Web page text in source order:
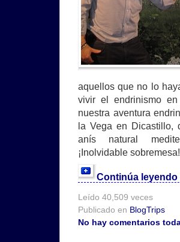
aquellos que no lo
vivir el endrinismo
nuestra aventura
la Vega en Dicastillo,
anís natural
¡Inolvidable sobremesa!
Continúa leyendo
Leído 40,509 veces
Publicado en BlogTrips
No hay comentarios